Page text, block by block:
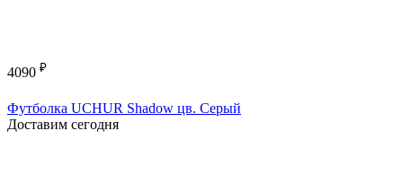
4090 ₽
Футболка UCHUR Shadow цв. Серый
Доставим сегодня